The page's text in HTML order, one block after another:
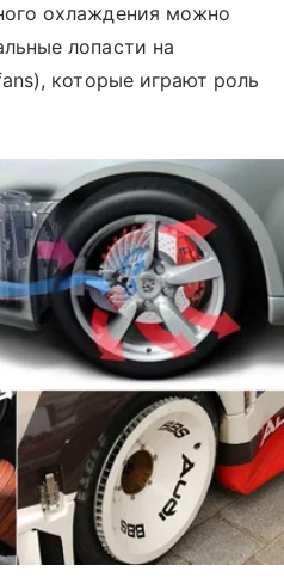
охлаждения можно
лопасти на
которые играют роль